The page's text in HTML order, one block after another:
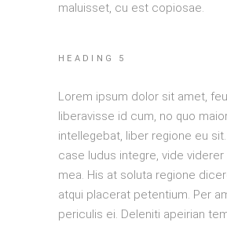
maluisset, cu est copiosae.
HEADING 5
Lorem ipsum dolor sit amet,
liberavisse id cum, no quo
intellegebat, liber regione eu
case ludus integre, vide
mea. His at soluta regione
atqui placerat petentium. Per
periculis ei. Deleniti apeirian